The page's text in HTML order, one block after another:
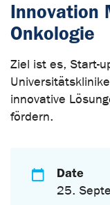
Innovation
Onkologie
Ziel ist es, Start-
innovative
fördern.
Date
25.